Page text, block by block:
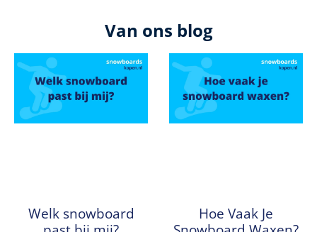
Van ons blog
Welk snowboard
Hoe Vaak Je